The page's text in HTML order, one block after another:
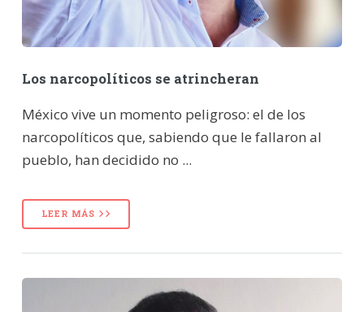
Los narcopolíticos se atrincheran
México vive un momento peligroso: el de los
narcopolíticos que, sabiendo que le fallaron al
pueblo, han decidido no ...
LEER MÁS